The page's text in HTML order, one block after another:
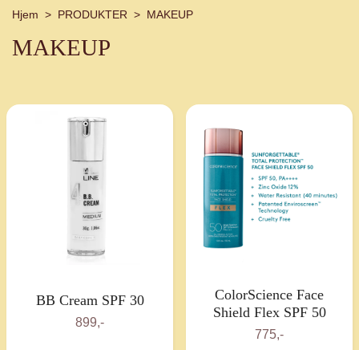
Hjem PRODUKTER MAKEUP
MAKEUP
BB Cream SPF 30
899,-
ColorScience Face
Shield Flex SPF 50
775,-